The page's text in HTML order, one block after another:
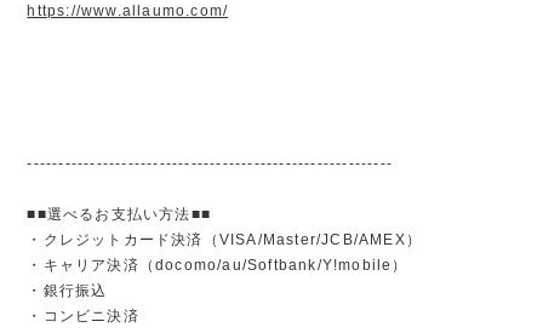
https://www.allaumo.com/
----------------------------------------------------------
■■選べるお支払い方法■■
・クレジットカード決済（VISA/Master/JCB/AMEX）
・キャリア決済（docomo/au/Softbank/Y!mobile）
・銀行振込
・コンビニ決済